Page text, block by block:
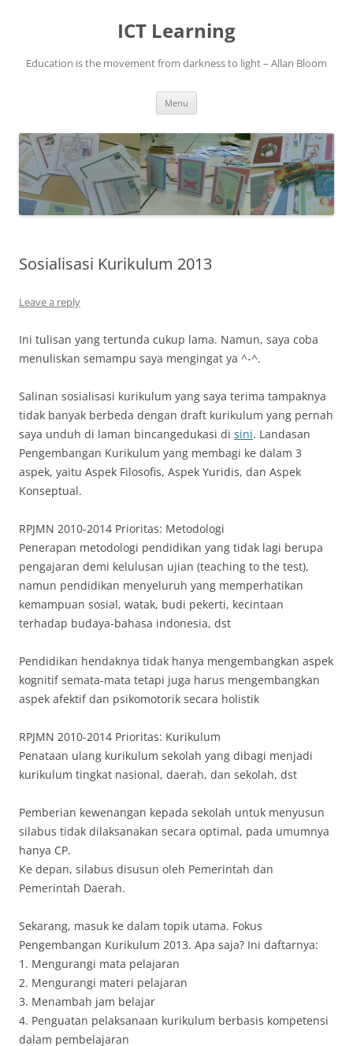
ICT Learning
Education is the movement from darkness to light – Allan Bloom
Menu
Sosialisasi Kurikulum 2013
Leave a reply
Ini tulisan yang tertunda cukup lama. Namun, saya coba
menuliskan semampu saya mengingat ya ^-^.
Salinan sosialisasi kurikulum yang saya terima tampaknya
tidak banyak berbeda dengan draft kurikulum yang pernah
saya unduh di laman bincangedukasi di sini. Landasan
Pengembangan Kurikulum yang membagi ke dalam 3
aspek, yaitu Aspek Filosofis, Aspek Yuridis, dan Aspek
Konseptual.
RPJMN 2010-2014 Prioritas: Metodologi
Penerapan metodologi pendidikan yang tidak lagi berupa
pengajaran demi kelulusan ujian (teaching to the test),
namun pendidikan menyeluruh yang memperhatikan
kemampuan sosial, watak, budi pekerti, kecintaan
terhadap budaya-bahasa indonesia, dst
Pendidikan hendaknya tidak hanya mengembangkan aspek
kognitif semata-mata tetapi juga harus mengembangkan
aspek afektif dan psikomotorik secara holistik
RPJMN 2010-2014 Prioritas: Kurikulum
Penataan ulang kurikulum sekolah yang dibagi menjadi
kurikulum tingkat nasional, daerah, dan sekolah, dst
Pemberian kewenangan kepada sekolah untuk menyusun
silabus tidak dilaksanakan secara optimal, pada umumnya
hanya CP.
Ke depan, silabus disusun oleh Pemerintah dan
Pemerintah Daerah.
Sekarang, masuk ke dalam topik utama. Fokus
Pengembangan Kurikulum 2013. Apa saja? Ini daftarnya:
1. Mengurangi mata pelajaran
2. Mengurangi materi pelajaran
3. Menambah jam belajar
4. Penguatan pelaksanaan kurikulum berbasis kompetensi
dalam pembelajaran